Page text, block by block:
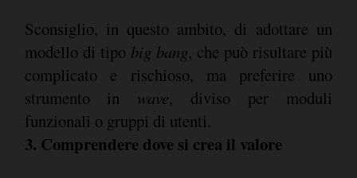
Sconsiglio, in questo ambito, di adottare un
modello di tipobig bang, che può risultare più
complicato e rischioso, ma preferire uno
strumento in wave, diviso per moduli
funzionali o gruppi di utenti.
3. Comprendere dove si crea il valore